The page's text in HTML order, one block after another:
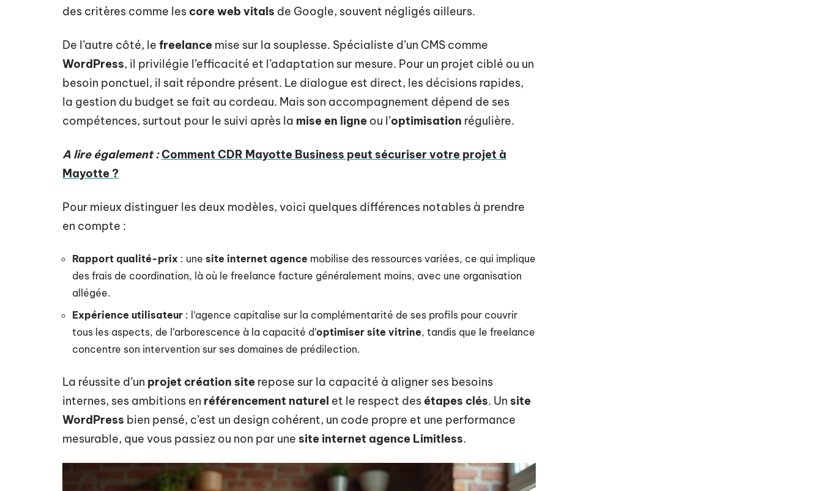
des critères comme les core web vitals de Google, souvent négligés ailleurs.
De l’autre côté, le freelance mise sur la souplesse. Spécialiste d’un CMS comme
WordPress, il privilégie l’efficacité et l’adaptation sur mesure. Pour un projet ciblé ou un
besoin ponctuel, il sait répondre présent. Le dialogue est direct, les décisions rapides,
la gestion du budget se fait au cordeau. Mais son accompagnement dépend de ses
compétences, surtout pour le suivi après la mise en ligne ou l’optimisation régulière.
A lire également :Comment CDR Mayotte Business peut sécuriser votre projet à
Mayotte ?
Pour mieux distinguer les deux modèles, voici quelques différences notables à prendre
en compte :
Rapport qualité-prix : une site internet agence mobilise des ressources variées, ce qui implique
des frais de coordination, là où le freelance facture généralement moins, avec une organisation
allégée.
Expérience utilisateur : l’agence capitalise sur la complémentarité de ses profils pour couvrir
tous les aspects, de l’arborescence à la capacité d’optimiser site vitrine, tandis que le freelance
concentre son intervention sur ses domaines de prédilection.
La réussite d’un projet création site repose sur la capacité à aligner ses besoins
internes, ses ambitions en référencement naturel et le respect des étapes clés. Un site
WordPress bien pensé, c’est un design cohérent, un code propre et une performance
mesurable, que vous passiez ou non par une site internet agence Limitless.